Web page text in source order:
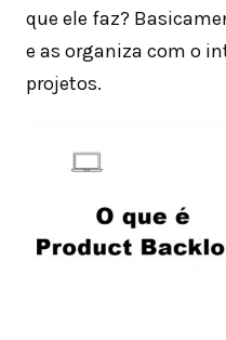
que ele faz?
e as organiza com o
projetos.